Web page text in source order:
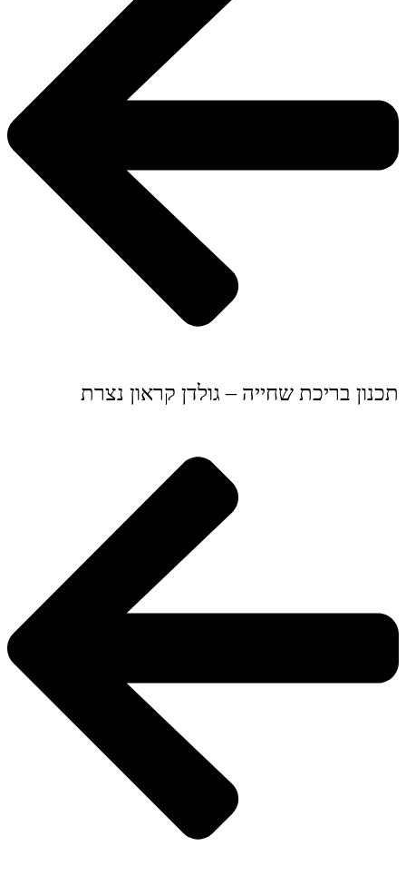
תכנון בריכת שחייה – גולדן קראון נצרת